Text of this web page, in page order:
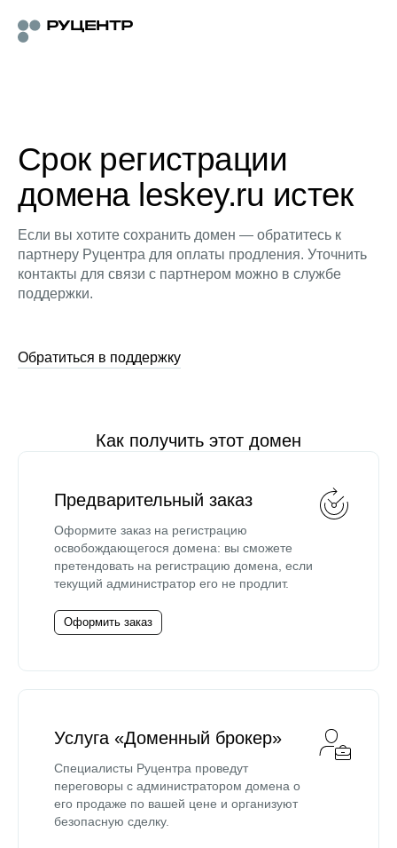
Срок регистрации
домена leskey.ru истек
Если вы хотите сохранить домен — обратитесь к
партнеру Руцентра для оплаты продления. Уточнить
контакты для связи с партнером можно в службе
поддержки.
Обратиться в поддержку
Как получить этот домен
Предварительный заказ
Оформите заказ на регистрацию
освобождающегося домена: вы сможете
претендовать на регистрацию домена, если
текущий администратор его не продлит.
Оформить заказ
Услуга «Доменный брокер»
Специалисты Руцентра проведут
переговоры с администратором домена о
его продаже по вашей цене и организуют
безопасную сделку.